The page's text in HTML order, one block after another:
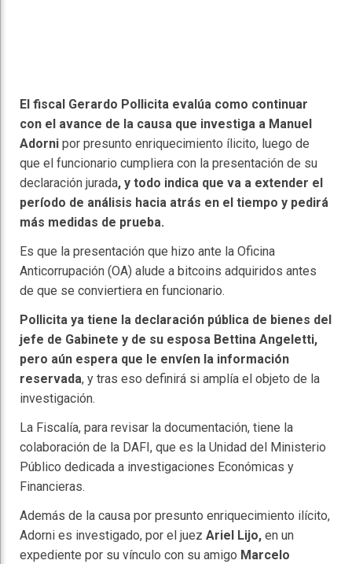
El fiscal Gerardo Pollicita evalúa como continuar
con el avance de la causa que investiga a Manuel
Adorni por presunto enriquecimiento ílicito, luego de
que el funcionario cumpliera con la presentación de su
declaración jurada, y todo indica que va a extender el
período de análisis hacia atrás en el tiempo y pedirá
más medidas de prueba.
Es que la presentación que hizo ante la Oficina
Anticorrupación (OA) alude a bitcoins adquiridos antes
de que se conviertiera en funcionario.
Pollicita ya tiene la declaración pública de bienes del
jefe de Gabinete y de su esposa Bettina Angeletti,
pero aún espera que le envíen la información
reservada, y tras eso definirá si amplía el objeto de la
investigación.
La Fiscalía, para revisar la documentación, tiene la
colaboración de la DAFI, que es la Unidad del Ministerio
Público dedicada a investigaciones Económicas y
Financieras.
Además de la causa por presunto enriquecimiento ilícito,
Adorni es investigado, por el juez Ariel Lijo, en un
expediente por su vínculo con su amigo Marcelo